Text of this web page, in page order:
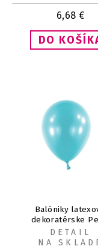
6,68 €
Balóniky
dekoratérske
karibsky modré 12
ks
DETAIL
NA